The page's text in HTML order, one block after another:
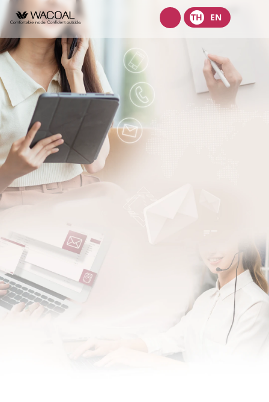
Wacoal
shop
TH EN
เกี่ยวกับเรา
วิสัยทัศน์ พันธกิจ และค่านิยม
ประวัติความเป็นมา
ลักษณะการประกอบธุรกิจ
โครงสร้างองค์กร
คณะกรรมการ
โครงสร้างบริษัทในกลุ่ม
ผู้บริหาร
ข้อบังคับบริษัท
ผลิตภัณฑ์
ชุดชั้นในสตรี
ชุดเด็ก
ชุดชั้นนอกสตรี
นักลงทุนสัมพันธ์
หน้าแรกนักลงทุนสัมพันธ์
ข้อมูลองค์กร
จุดเด่นทางการเงิน
รายงานประจำปีและรายไตรมาส
ข้อมูลราคาหลักทรัพย์
ข่าวสารเพื่อนักลงทุน
ข้อมูลนำเสนอ
สอบถามข้อมูลนักลงทุน
การกำกับดูแลกิจการ
หลักการกำกับดูแลกิจการที่ดี
รายงานคณะกรรมการธรรมาภิบาลและการพัฒนาเพื่อความยั่งยืน
รายงานการปฎิบัติตามหลักการกำกับดูแลกิจการ
การต่อต้านคอร์รัปชัน
นโยบายการกำกับดูแลบริษัทย่อยและบริษัทร่วม
นโยบายการสรรหากรรมการบริษัทและผู้บริหารระดับสูง
นโยบายการบริหารความเสี่ยง
นโยบายด้านภาษี
นโยบายด้านสิทธิมนุษยชน
นโยบายความมั่นคงปลอดภัยของข้อมูลและระบบคอมพิวเตอร์
นโยบายการสื่อสารการตลาด
ความยั่งยืน
นโยบายการจัดการด้านความยั่งยืน
กลยุทธ์ด้านความยั่งยืน
นโยบายด้านสิ่งแวดล้อม
การขับเคลื่อนธุรกิจเพื่อความยั่งยืน
การบริหารจัดการห่วงโซ่คุณค่าของธุรกิจ
ข่าวสาร
สมัครงาน
บริษัท ไทยวาโก้ จำกัด (มหาชน)
บริษัท วาโก้ศรีราชา จำกัด
บริษัท วาโก้ลำพูน จำกัด
บริษัท วาโก้กบินทร์บุรี จำกัด
บริษัท วาโก้แม่สอด จำกัด